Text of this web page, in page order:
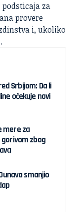
za
provere
i, ukoliko
Srbijom: Da li
očekuje novi
mere za
zbog
smanjio